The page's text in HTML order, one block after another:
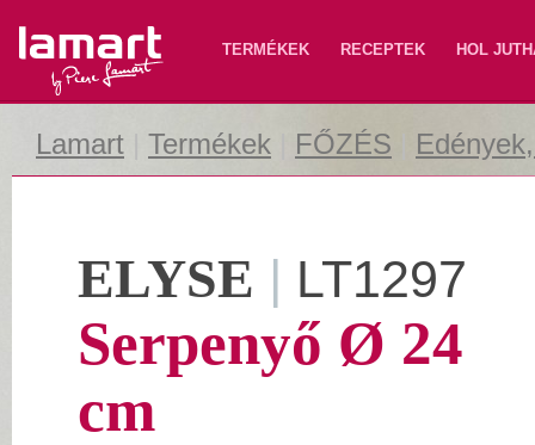
Lamart TERMÉKEK RECEPTEK HOL
Lamart Termékek FŐZÉS
ELYSE | LT1297
Serpenyő Ø 24
cm